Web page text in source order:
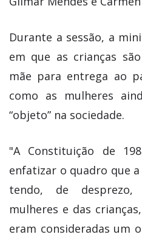
Durante a sessão, a
em que as crianças
mãe para entrega ao
como as mulheres
“objeto” na sociedade.
"A Constituição de
enfatizar o quadro que
tendo, de
mulheres e das
eram consideradas um